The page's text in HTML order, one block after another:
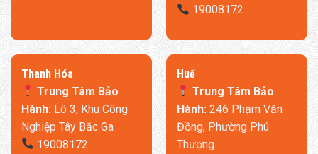
10 chế độ massage, được điều khiển qua App
19008172
Thanh Hóa
Trung Tâm Bảo
Hành:Lô 3, Khu Công
Nghiệp Tây Bắc Ga
19008172
​Huế
Trung Tâm Bảo
Hành:246 Phạm Văn
Đồng, Phường Phú
Thượng